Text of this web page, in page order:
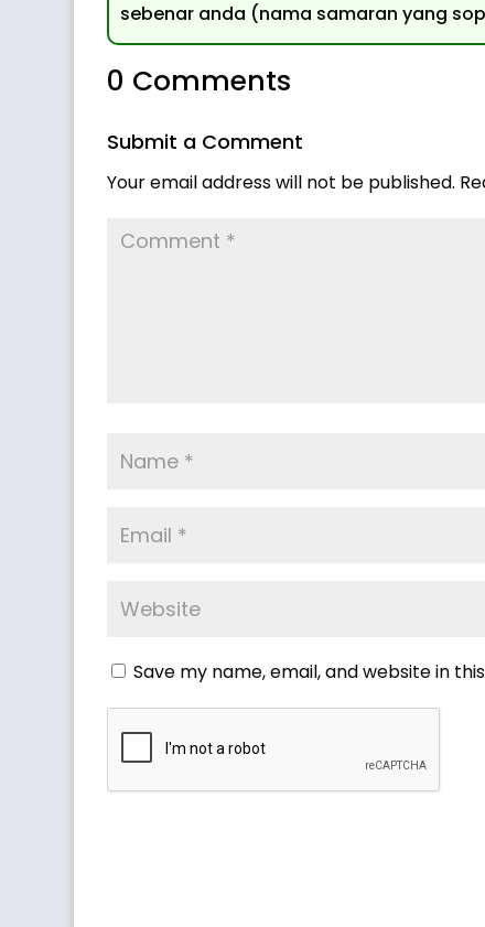
sebenar anda (nama samaran yang
0 Comments
Submit a Comment
Your email address will not be published.
Save my name, email, and website in